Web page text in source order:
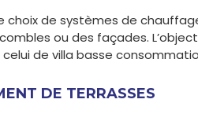
choix de systèmes de
ou des façades.
de villa basse
DE TERRASSES